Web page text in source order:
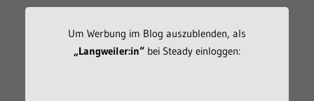
Um Werbung im Blog auszublenden, als
„Langweiler:in“bei Steady einloggen: